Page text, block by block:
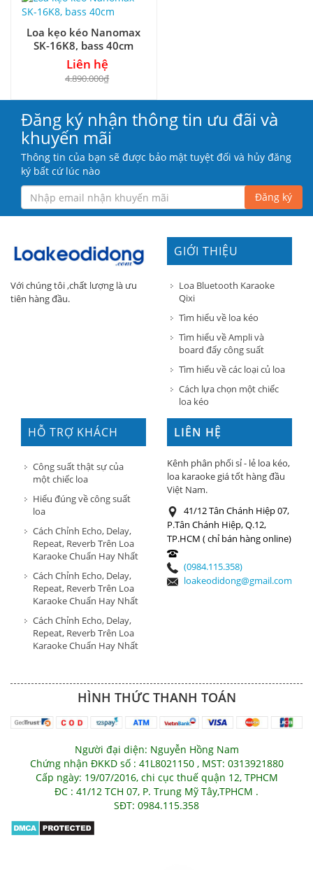
Loa kẹo kéo Nanomax
SK-16K8, bass 40cm
Liên hệ
4.890.000₫
Đăng ký nhận thông tin ưu đãi và
khuyến mãi
Thông tin của bạn sẽ được bảo mật tuyệt đối và hủy đăng
ký bất cứ lúc nào
Đăng ký
Với chúng tôi ,chất lượng là ưu
tiên hàng đầu.
GIỚI THIỆU
Loa Bluetooth Karaoke
Qixi
Tìm hiểu về loa kéo
Tìm hiểu về Ampli và
board đẩy công suất
Tìm hiểu về các loại củ loa
Cách lựa chọn một chiếc
loa kéo
HỖ TRỢ KHÁCH
HÀNG
Công suất thật sự của
một chiếc loa
Hiểu đúng về công suất
loa
Cách Chỉnh Echo, Delay,
Repeat, Reverb Trên Loa
Karaoke Chuẩn Hay Nhất
Cách Chỉnh Echo, Delay,
Repeat, Reverb Trên Loa
Karaoke Chuẩn Hay Nhất
Cách Chỉnh Echo, Delay,
Repeat, Reverb Trên Loa
Karaoke Chuẩn Hay Nhất
LIÊN HỆ
Kênh phân phối sỉ - lẻ loa kéo,
loa karaoke giá tốt hàng đầu
Việt Nam.
41/12 Tân Chánh Hiệp 07,
P.Tân Chánh Hiệp, Q.12,
TP.HCM ( chỉ bán hàng online)
(0984.115.358)
loakeodidong@gmail.com
HÌNH THỨC THANH TOÁN
Người đại diện: Nguyễn Hồng Nam
Chứng nhận ĐKKD số : 41L8021150 , MST: 0313921880
Cấp ngày: 19/07/2016, chi cục thuế quận 12, TPHCM
ĐC : 41/12 TCH 07, P. Trung Mỹ Tây,TPHCM .
SĐT: 0984.115.358